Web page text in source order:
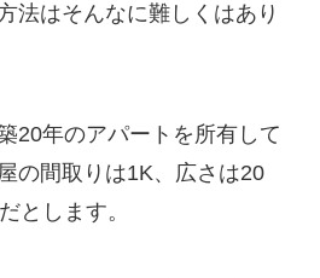
法はそんなに難しくはあり
20年のアパートを所有して
の間取りは1K、広さは20
とします。